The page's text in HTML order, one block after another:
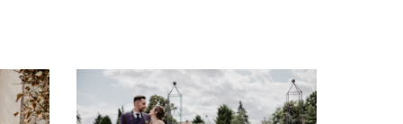
Portraitfotograf